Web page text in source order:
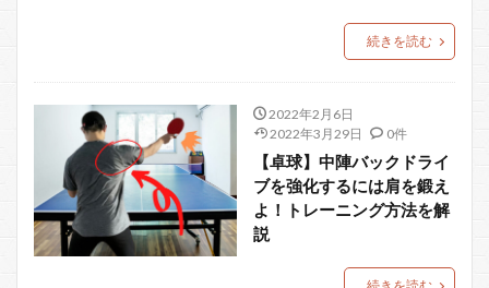
続きを読む
2022年2月6日
2022年3月29日
0件
【卓球】中陣バックドライ
ブを強化するには肩を鍛え
よ！トレーニング方法を解
説